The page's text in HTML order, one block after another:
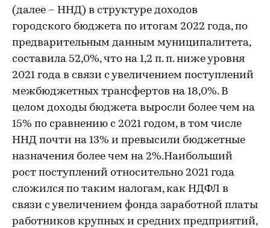
(далее – ННД) в структуре доходов
городского бюджета по итогам 2022 года, по
предварительным данным муниципалитета,
составила 52,0%, что на 1,2 п. п. ниже уровня
2021 года в связи с увеличением поступлений
межбюджетных трансфертов на 18,0%. В
целом доходы бюджета выросли более чем на
15% по сравнению с 2021 годом, в том числе
ННД почти на 13% и превысили бюджетные
назначения более чем на 2%.Наибольший
рост поступлений относительно 2021 года
сложился по таким налогам, как НДФЛ в
связи с увеличением фонда заработной платы
работников крупных и средних предприятий,